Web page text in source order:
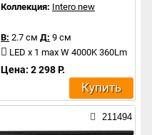
Коллекция: Intero new
В: 2.7 см Д: 9 см
LED x 1 max W 4000K 360Lm
Цена: 2 298 Р.
Купить
211494